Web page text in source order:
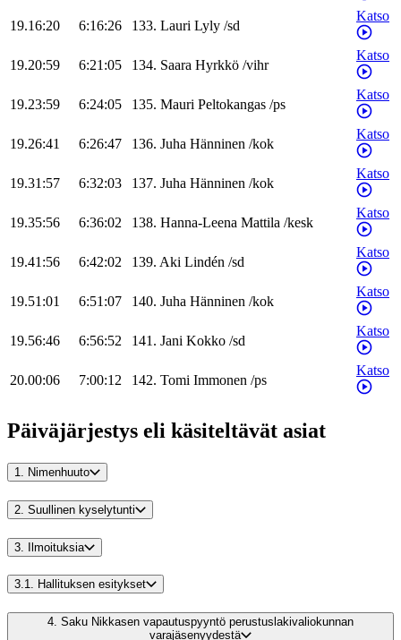
19.16:20 6:16:26 133. Lauri Lyly /sd
Katso
19.20:59 6:21:05 134. Saara Hyrkkö /vihr
Katso
19.23:59 6:24:05 135. Mauri Peltokangas /ps
Katso
19.26:41 6:26:47 136. Juha Hänninen /kok
Katso
19.31:57 6:32:03 137. Juha Hänninen /kok
Katso
19.35:56 6:36:02 138. Hanna-Leena Mattila /kesk
Katso
19.41:56 6:42:02 139. Aki Lindén /sd
Katso
19.51:01 6:51:07 140. Juha Hänninen /kok
Katso
19.56:46 6:56:52 141. Jani Kokko /sd
Katso
20.00:06 7:00:12 142. Tomi Immonen /ps
Katso
Päiväjärjestys eli käsiteltävät asiat
1. Nimenhuuto
2. Suullinen kyselytunti
3. Ilmoituksia
3.1. Hallituksen esitykset
4. Saku Nikkasen vapautuspyyntö perustuslakivaliokunnan
varajäsenyydestä